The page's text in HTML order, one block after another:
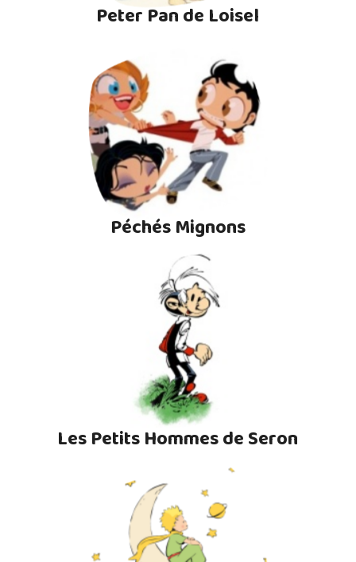
Peter Pan de Loisel
Péchés Mignons
Les Petits Hommes de Seron